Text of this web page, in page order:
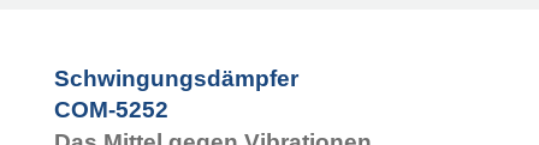
Flex Locs
Schwingungsdämpfer
COM-5252